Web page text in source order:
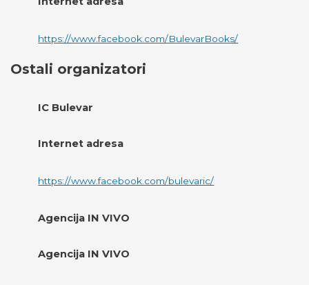
https://www.facebook.com/BulevarBooks/
Ostali organizatori
IC Bulevar
Internet adresa
https://www.facebook.com/bulevaric/
Agencija IN VIVO
Agencija IN VIVO